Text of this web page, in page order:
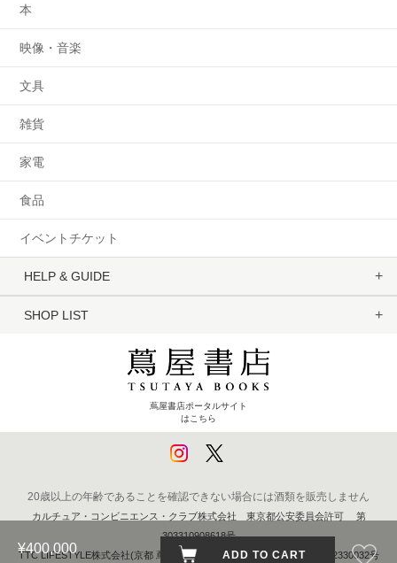
¥400,000 ADD TO CART
本
映像・音楽
文具
雑貨
家電
食品
イベントチケット
HELP & GUIDE
SHOP LIST
蔦屋書店ポータルサイト
はこちら
20歳以上の年齢であることを確認できない場合には酒類を販売しません
カルチュア・コンビニエンス・クラブ株式会社 東京都公安委員会許可 第
303310908618号
TTC LIFESTYLE株式会社(京都 蔦屋書店) 京都府公安委員会 第611262330032号